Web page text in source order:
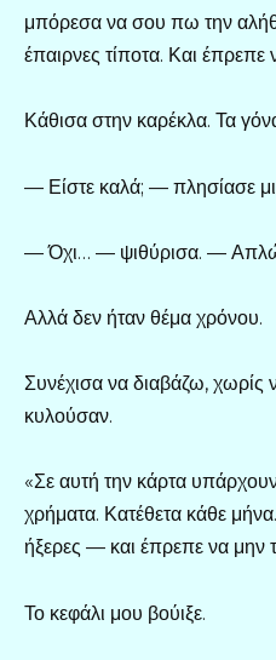
μπόρεσα να σου πω την
έπαιρνες τίποτα. Και έπρεπε
Κάθισα στην καρέκλα. Τα
— Είστε καλά; — πλησίασε
— Όχι… — ψιθύρισα. —
Αλλά δεν ήταν θέμα χρόνου.
Συνέχισα να διαβάζω,
κυλούσαν.
«Σε αυτή την κάρτα
χρήματα. Κατέθετα κάθε
ήξερες — και έπρεπε να μην
Το κεφάλι μου βούιξε.